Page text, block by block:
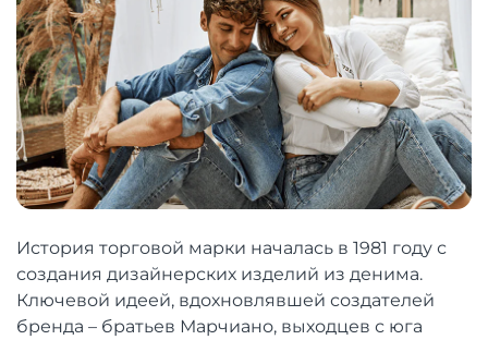
История торговой марки началась в 1981 году с
создания дизайнерских изделий из денима.
Ключевой идеей, вдохновлявшей создателей
бренда – братьев Марчиано, выходцев с юга